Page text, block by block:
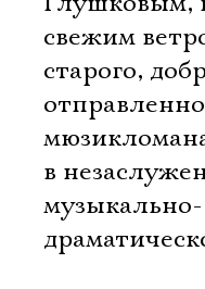
свежим
старого,
в
музыкально-